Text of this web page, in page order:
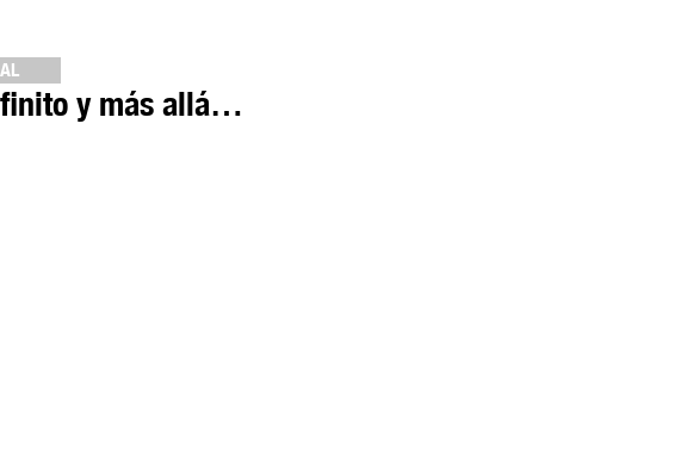
y más allá…